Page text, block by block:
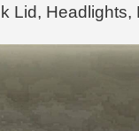
Lid, Headlights,